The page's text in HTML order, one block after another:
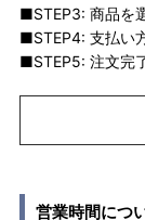
■STEP3: 商品を
■STEP4: 支払い
■STEP5: 注文完
営業時間につ